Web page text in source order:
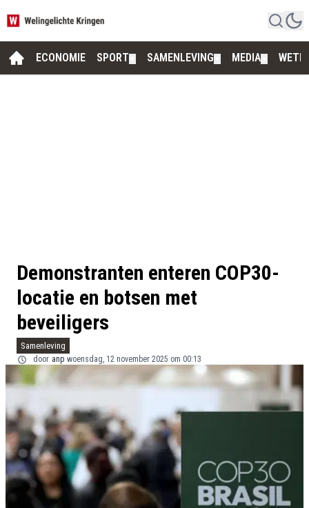
ECONOMIE SPORT SAMENLEVING MEDIA
Demonstranten enteren COP30-
locatie en botsen met
beveiligers
Samenleving
door anp woensdag, 12 november 2025 om 00:13